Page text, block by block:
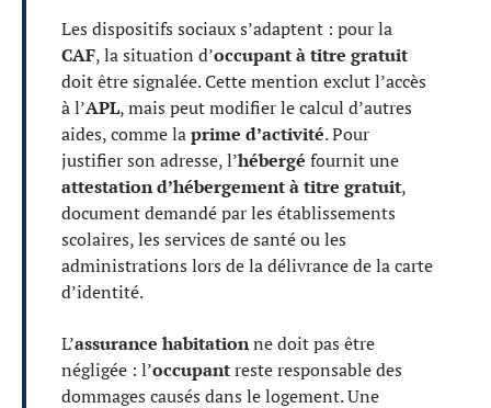
Les dispositifs sociaux s’adaptent : pour la
CAF, la situation d’occupant à titre gratuit
doit être signalée. Cette mention exclut l’accès
à l’APL, mais peut modifier le calcul d’autres
aides, comme laprime d’activité. Pour
justifier son adresse, l’hébergé fournit une
attestation d’hébergement à titre gratuit,
document demandé par les établissements
scolaires, les services de santé ou les
administrations lors de la délivrance de la carte
d’identité.
L’assurance habitationne doit pas être
négligée : l’occupantreste responsable des
dommages causés dans le logement. Une